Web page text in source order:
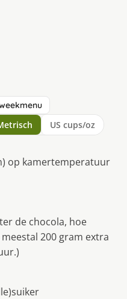
US cups/oz
op kamertemperatuur
de chocola, hoe
200 gram extra